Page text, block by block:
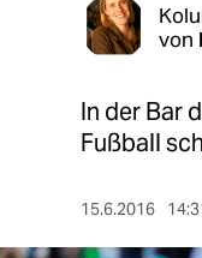
von
In der Bar
Fußball
15.6.2016